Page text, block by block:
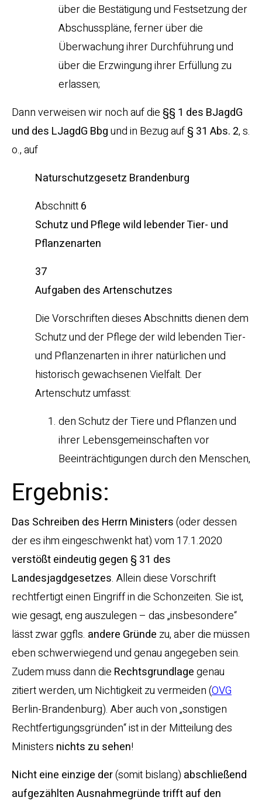
über die Bestätigung und Festsetzung der
Abschusspläne, ferner über die
Überwachung ihrer Durchführung und
über die Erzwingung ihrer Erfüllung zu
erlassen;
Dann verweisen wir noch auf die §§ 1 des BJagdG
und des LJagdG Bbgund in Bezug auf§ 31 Abs. 2, s.
o., auf
Naturschutzgesetz Brandenburg
Abschnitt6
Schutz und Pflege wild lebender Tier- und
Pflanzenarten
37
Aufgaben des Artenschutzes
Die Vorschriften dieses Abschnitts dienen dem
Schutz und der Pflege der wild lebenden Tier-
und Pflanzenarten in ihrer natürlichen und
historisch gewachsenen Vielfalt. Der
Artenschutz umfasst:
den Schutz der Tiere und Pflanzen und
ihrer Lebensgemeinschaften vor
Beeinträchtigungen durch den Menschen,
Ergebnis:
Das Schreiben des Herrn Ministers(oder dessen
der es ihm eingeschwenkt hat) vom 17.1.2020
verstößt eindeutig gegen § 31 des
Landesjagdgesetzes. Allein diese Vorschrift
rechtfertigt einen Eingriff in die Schonzeiten. Sie ist,
wie gesagt, eng auszulegen – das „insbesondere“
lässt zwar ggfls. andere Gründe zu, aber die müssen
eben schwerwiegend und genau angegeben sein.
Zudem muss dann die Rechtsgrundlagegenau
zitiert werden, um Nichtigkeit zu vermeiden (OVG
Berlin-Brandenburg). Aber auch von „sonstigen
Rechtfertigungsgründen“ ist in der Mitteilung des
Ministers nichts zu sehen!
Nicht eine einzige der(somit bislang) abschließend
aufgezählten Ausnahmegründe trifft auf den